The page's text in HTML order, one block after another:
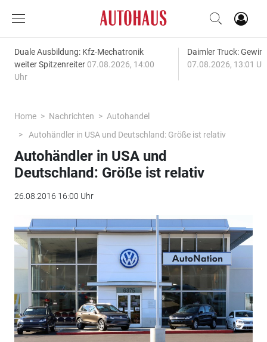
Duale Ausbildung: Kfz-Mechatronik
weiter Spitzenreiter 07.08.2026, 14:00
Uhr
Daimler Truck:
07.08.2026, 13:01
Home Nachrichten
Autohandel
Autohändler in USA und Deutschland: Größe ist relativ
Autohändler in USA und
Deutschland: Größe ist relativ
26.08.2016 16:00 Uhr